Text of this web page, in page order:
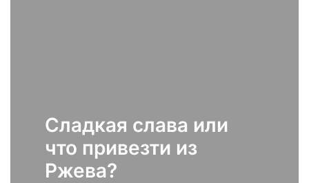
Сладкая слава или
что привезти из
Ржева?